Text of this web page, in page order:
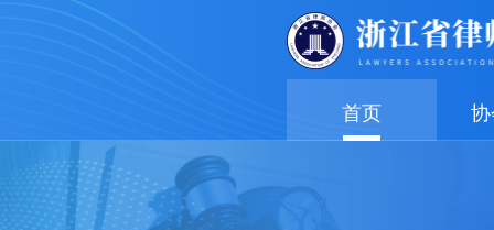
首页